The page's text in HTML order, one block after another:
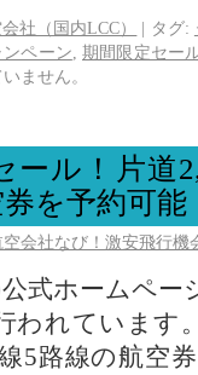
社（国内LCC） | タグ:
ペーン ,期間限定セー
ません。
ール！片道
を予約可能
会社なび！激安飛行機
式ホームペー
われています
5路線の航空